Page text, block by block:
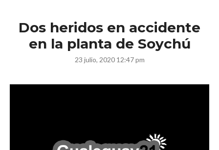
Dos heridos en accidente
en la planta de Soychú
23 julio, 2020 12:47 pm